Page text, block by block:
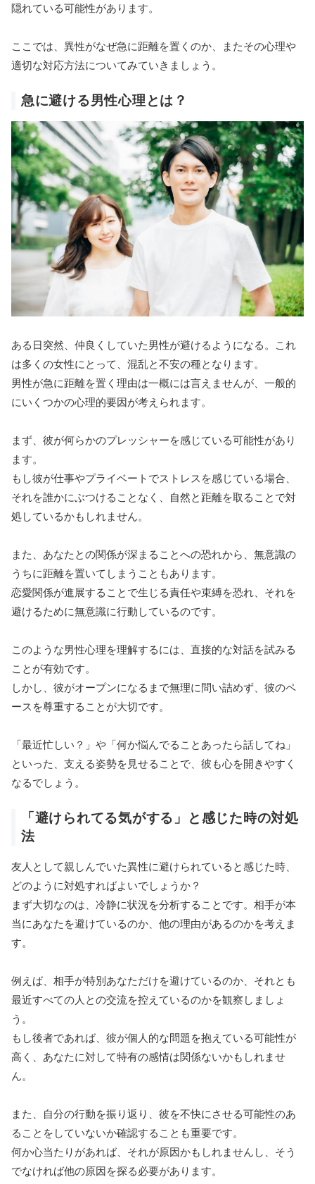
隠れている可能性があります。
ここでは、異性がなぜ急に距離を置くのか、またその心理や
適切な対応方法についてみていきましょう。
急に避ける男性心理とは？
ある日突然、仲良くしていた男性が避けるようになる。これ
は多くの女性にとって、混乱と不安の種となります。
男性が急に距離を置く理由は一概には言えませんが、一般的
にいくつかの心理的要因が考えられます。
まず、彼が何らかのプレッシャーを感じている可能性があり
ます。
もし彼が仕事やプライベートでストレスを感じている場合、
それを誰かにぶつけることなく、自然と距離を取ることで対
処しているかもしれません。
また、あなたとの関係が深まることへの恐れから、無意識の
うちに距離を置いてしまうこともあります。
恋愛関係が進展することで生じる責任や束縛を恐れ、それを
避けるために無意識に行動しているのです。
このような男性心理を理解するには、直接的な対話を試みる
ことが有効です。
しかし、彼がオープンになるまで無理に問い詰めず、彼のペ
ースを尊重することが大切です。
「最近忙しい？」や「何か悩んでることあったら話してね」
といった、支える姿勢を見せることで、彼も心を開きやすく
なるでしょう。
「避けられてる気がする」と感じた時の対処
法
友人として親しんでいた異性に避けられていると感じた時、
どのように対処すればよいでしょうか？
まず大切なのは、冷静に状況を分析することです。相手が本
当にあなたを避けているのか、他の理由があるのかを考えま
す。
例えば、相手が特別あなただけを避けているのか、それとも
最近すべての人との交流を控えているのかを観察しましょ
う。
もし後者であれば、彼が個人的な問題を抱えている可能性が
高く、あなたに対して特有の感情は関係ないかもしれませ
ん。
また、自分の行動を振り返り、彼を不快にさせる可能性のあ
ることをしていないか確認することも重要です。
何か心当たりがあれば、それが原因かもしれませんし、そう
でなければ他の原因を探る必要があります。